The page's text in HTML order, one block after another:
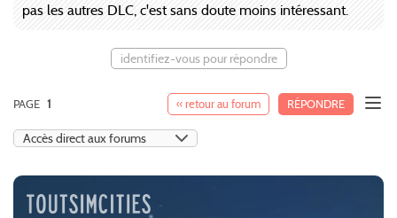
pas les autres DLC, c'est sans doute moins intéressant.
identifiez-vous pour répondre
« retour au forum RÉPONDRE
PAGE 1